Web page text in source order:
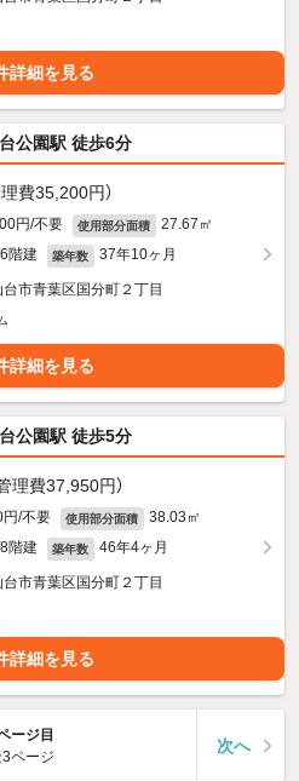
詳細を見る
公園駅 徒歩6分
理費35,200円）
円/不要 使用部分面積 27.67㎡
階建 築年数 37年10ヶ月
市青葉区国分町２丁目
詳細を見る
公園駅 徒歩5分
管理費37,950円）
/不要 使用部分面積 38.03㎡
階建 築年数 46年4ヶ月
市青葉区国分町２丁目
詳細を見る
ージ目
ページ
次へ